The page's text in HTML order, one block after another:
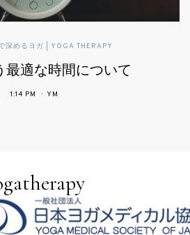
パブリックヘルスに活かすヨガセラピー
心の医療で期待されるヨガ
4:34 PM